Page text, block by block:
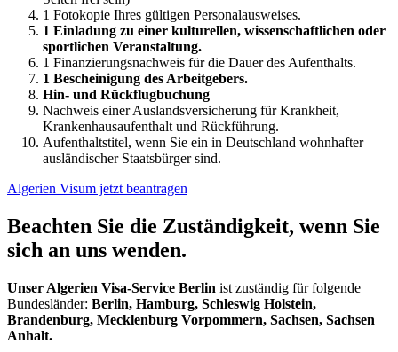
1 Fotokopie Ihres gültigen Personalausweises.
1 Einladung zu einer kulturellen, wissenschaftlichen oder
sportlichen Veranstaltung.
1 Finanzierungsnachweis für die Dauer des Aufenthalts.
1 Bescheinigung des Arbeitgebers.
Hin- und Rückflugbuchung
Nachweis einer Auslandsversicherung für Krankheit,
Krankenhausaufenthalt und Rückführung.
Aufenthaltstitel, wenn Sie ein in Deutschland wohnhafter
ausländischer Staatsbürger sind.
Algerien Visum jetzt beantragen
Beachten Sie die Zuständigkeit, wenn Sie
sich an uns wenden.
Unser Algerien Visa-Service Berlin ist zuständig für folgende
Bundesländer: Berlin, Hamburg, Schleswig Holstein,
Brandenburg, Mecklenburg Vorpommern, Sachsen, Sachsen
Anhalt.